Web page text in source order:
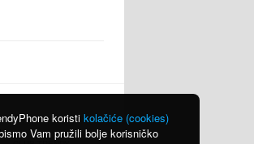
koristi kolačiće (cookies)
Vam pružili bolje korisničko